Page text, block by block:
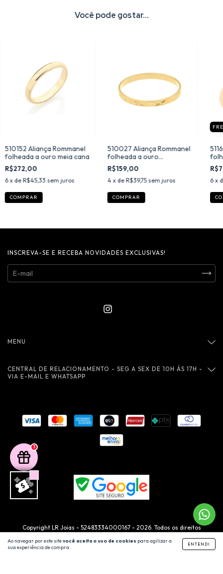
3
Ao navegar por este sitevocê aceita o uso de cookies para agilizar a
sua experiência de compra.
ENTENDI
Você pode gostar...
510152 Aliança Rommanel
folheada a ouro meia cana
R$272,00
6 x de R$45,33 sem juros
COMPRAR
510027 Aliança Rommanel
folheada a ouro
diamantada com X
R$159,00
4 x de R$39,75 sem juros
COMPRAR
6 x
INSCREVA-SE E RECEBA NOVIDADES EXCLUSIVAS!
MENU
CENTRAL DE RELACIONAMENTO - SEG A SEX DE 10H ÀS 17H -
VIA E-MAIL E WHATSAPP
Copyright LR Joias - 52483334000167 - 2026. Todos os direitos